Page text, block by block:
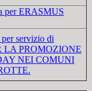
per ERASMUS
servizio di
LA PROMOZIONE
NEI COMUNI